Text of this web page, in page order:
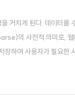
거치게 된다. 데이터
의 사전적 의미로,
하여 사용자가 필요